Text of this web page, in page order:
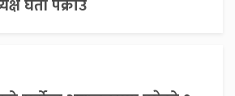
घर्ती पक्राउ